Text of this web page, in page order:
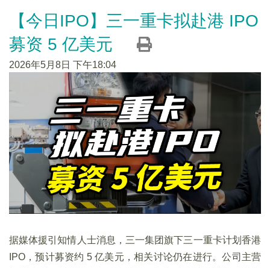
【今日IPO】三一重卡拟赴港 IPO
募资 5 亿美元
2026年5月8日 下午18:04
据媒体援引知情人士消息，三一集团旗下三一重卡计划香港
IPO，预计募资约 5 亿美元，相关讨论仍在进行。公司主营